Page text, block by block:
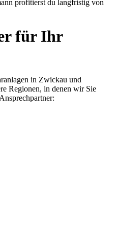
profitierst du langfristig von
für Ihr
in Zwickau und
Regionen, in denen wir Sie